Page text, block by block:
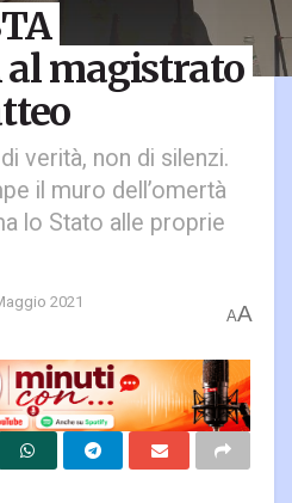
al magistrato
verità, non di silenzi.
il muro dell’omertà
lo Stato alle proprie
2021
AA